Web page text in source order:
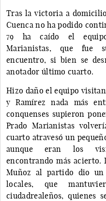
Tras la victoria a
Cuenca no ha podido
79 ha caído el
Marianistas, que fue
encuentro, si bien se
anotador último cuarto.
Hizo daño el equipo
y Ramírez nada más
conquenses supieron
Prado Marianistas
cuarto atravesó un
aunque eran los
encontrando más acierto.
Muñoz al partido dio
locales, que
ciudadrealeños, quienes